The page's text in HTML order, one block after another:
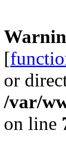
[
or
/var/
on line